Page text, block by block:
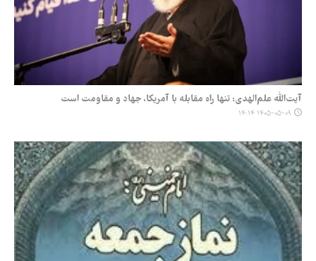
آیت‌الله علم‌الهدی: ‌تنها راه مقابله با آمریکا، جهاد و مقاومت است
۱۴۰۵-۰۵-۰۹ ۱۴:۱۴